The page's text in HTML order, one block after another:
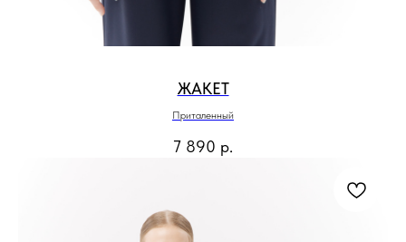
ЖАКЕТ
Приталенный
7 890 р.